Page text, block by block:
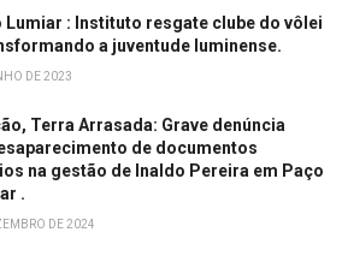
Lumiar : Instituto resgate clube do vôlei
a juventude luminense.
DE 2023
Terra Arrasada: Grave denúncia
de documentos
na gestão de Inaldo Pereira em Paço
.
DE 2024